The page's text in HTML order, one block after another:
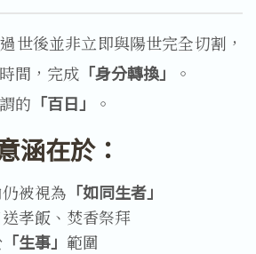
世後並非立即與陽世完全切割，
間，完成 「身分轉換」
。
的 「百日」 。
涵在於：
被視為 「如同生者」
孝飯、焚香祭拜
「生事」 範圍